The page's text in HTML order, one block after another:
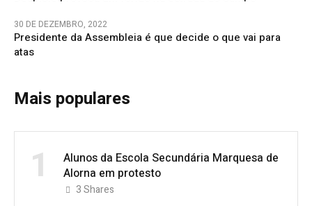
30 DE DEZEMBRO, 2022
Presidente da Assembleia é que decide o que vai para
atas
Mais populares
1
Alunos da Escola Secundária Marquesa de
Alorna em protesto
3Shares